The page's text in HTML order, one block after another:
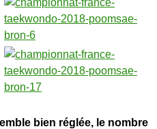
bien réglée, le nombre